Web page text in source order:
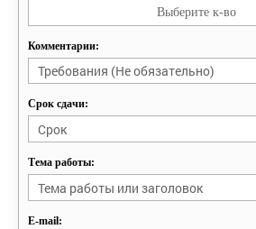
Выберите к-во
Комментарии:
Срок сдачи:
Тема работы:
E-mail: